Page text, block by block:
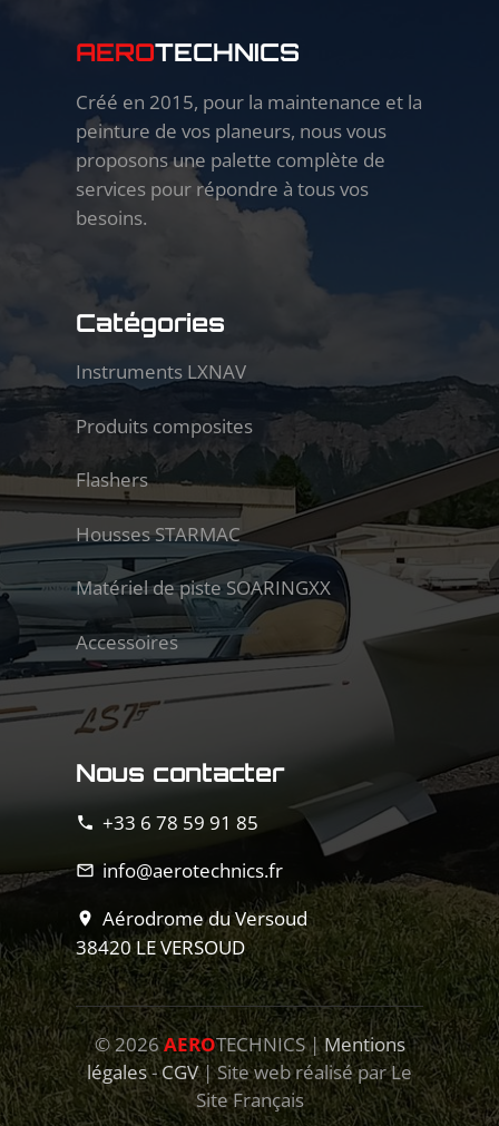
AEROTECHNICS
Créé en 2015, pour la maintenance et la
peinture de vos planeurs, nous vous
proposons une palette complète de
services pour répondre à tous vos
besoins.
Catégories
Instruments LXNAV
Produits composites
Flashers
Housses STARMAC
Matériel de piste SOARINGXX
Accessoires
Nous contacter
phone +33 6 78 59 91 85
mail_outline info@aerotechnics.fr
location_on Aérodrome du Versoud
38420 LE VERSOUD
©2026AEROTECHNICS |Mentions
légales-CGV| Site web réalisé par Le
Site Français